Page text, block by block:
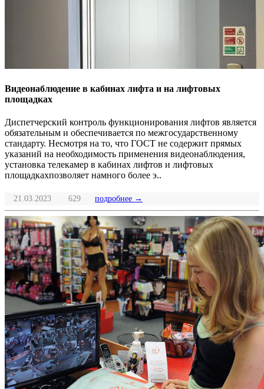
Видеонаблюдение в кабинах лифта и на лифтовых
площадках
Диспетчерский контроль функционирования лифтов является
обязательным и обеспечивается по межгосударственному
стандарту. Несмотря на то, что ГОСТ не содержит прямых
указаний на необходимость применения видеонаблюдения,
установка телекамер в кабинах лифтов и лифтовых
площадкахпозволяет намного более э..
21.03.2023 629 подробнее →